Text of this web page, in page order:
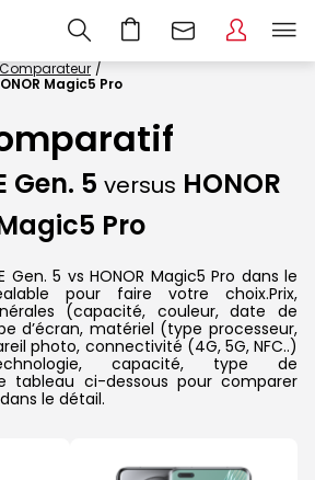
Comparateur
Magic5 Pro
Gen. 5 versus HONOR
Pro
Gen. 5 vs HONOR Magic5 Pro dans le
pour faire votre choix.Prix,
(capacité, couleur, date de
d’écran, matériel (type processeur,
photo, connectivité (4G, 5G, NFC..)
capacité, type de
tableau ci-dessous pour comparer
le détail.